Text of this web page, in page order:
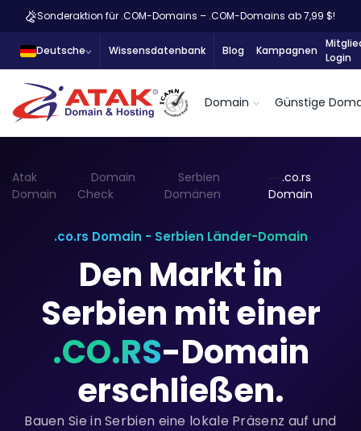
Sonderaktion für .COM-Domains – .COM-Domains ab 7,99 $!
Deutsche Wissensdatenbank Blog Kampagnen
Login
Domain Günstige
Atak
Domain
Domain
Check
Serbien
Domänen
.co.rs
Domain
.co.rs Domain - Serbien Länder-Domain
Den Markt in
Serbien mit einer
.CO.RS-Domain
erschließen.
Bauen Sie in Serbien eine lokale Präsenz auf und